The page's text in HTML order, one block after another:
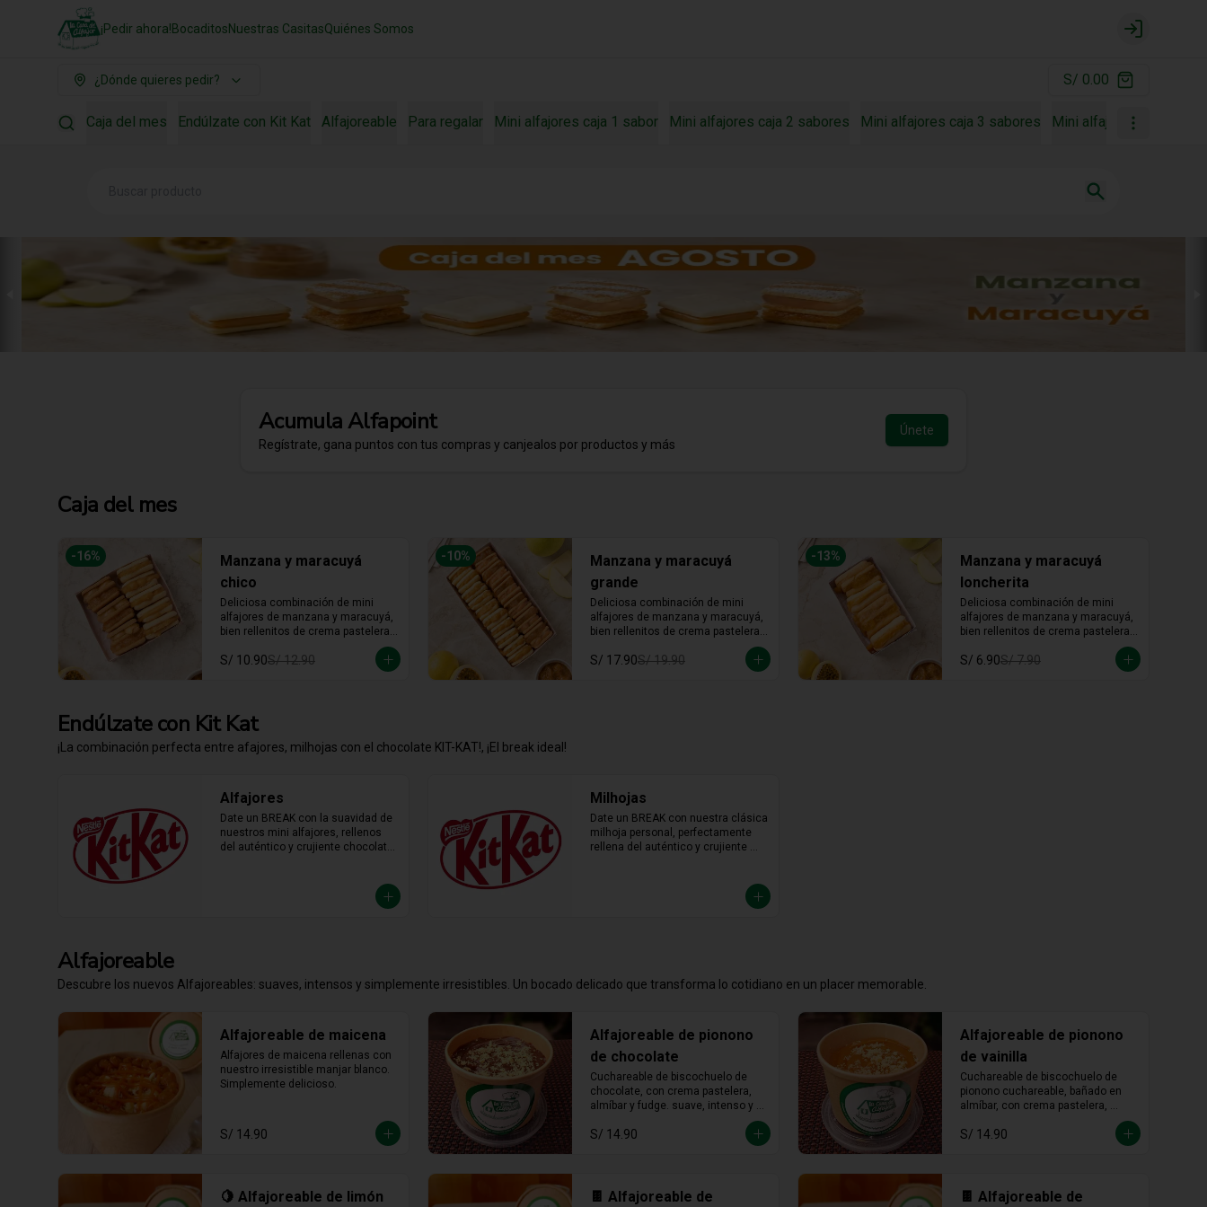
¡Pedir ahora!BocaditosNuestras CasitasQuiénes Somos
Login
¿Dónde quieres pedir? S/ 0.00
Caja del mes Endúlzate con Kit Kat Alfajoreable Para regalar Mini alfajores caja 1 sabor Mini alfajores caja 2 sabores Mini alfajores caja 3 sabores Mini alfajores caja 4
AcumulaAlfapoint
Regístrate, gana puntos con tus compras y canjealos por productos y más
Únete
Caja del mes
-16%
Manzana y maracuyá
chico
Deliciosa combinación de mini
alfajores de manzana y maracuyá,
bien rellenitos de crema pastelera
tradicional, relleno de manzana y
crema de maracuyá... Irresistible!!
S/ 10.90S/ 12.90
-10%
Manzana y maracuyá
grande
Deliciosa combinación de mini
alfajores de manzana y maracuyá,
bien rellenitos de crema pastelera
tradicional, relleno de manzana y
crema de maracuyá... Irresistible!!
S/ 17.90S/ 19.90
-13%
Manzana y maracuyá
loncherita
Deliciosa combinación de mini
alfajores de manzana y maracuyá,
bien rellenitos de crema pastelera
tradicional, relleno de manzana y
crema de maracuyá... Irresistible!!
S/ 6.90S/ 7.90
Endúlzate con Kit Kat
¡La combinación perfecta entre afajores, milhojas con el chocolate KIT-KAT!, ¡El break ideal!
Alfajores
Date un BREAK con la suavidad de
nuestros mini alfajores, rellenos
del auténtico y crujiente chocolate
transformar cualquier momento del
Milhojas
Date un BREAK con nuestra clásica
milhoja personal, perfectamente
rellena del auténtico y crujiente
ideal para desconectar y disfrutar
de un placer crujiente que no vas a
Alfajoreable
Descubre los nuevos Alfajoreables: suaves, intensos y simplemente irresistibles. Un bocado delicado que transforma lo cotidiano en un placer memorable.
Alfajoreable de maicena
Alfajores de maicena rellenas con
nuestro irresistible manjar blanco.
Simplemente delicioso.
S/ 14.90
Alfajoreable de pionono
de chocolate
Cuchareable de biscochuelo de
chocolate, con crema pastelera,
almíbar y fudge. suave, intenso y
cucharada.
S/ 14.90
Alfajoreable de pionono
de vainilla
Cuchareable de biscochuelo de
pionono cuchareable, bañado en
almíbar, con crema pastelera,
dulce y una delicia que se disfruta
S/ 14.90
🍋 Alfajoreable de limón
🍫 Alfajoreable de
🍫 Alfajoreable de